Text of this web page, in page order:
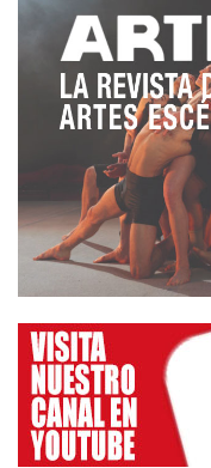
escénica y
Es una alegría
su vertiente
bien compuesta y
sola, incluso sin
A ver si Aristóteles
parece decir en su
«En cuanto al
es lo más ajeno al
poético. Pues el
sin representación
¡Bromas aparte!